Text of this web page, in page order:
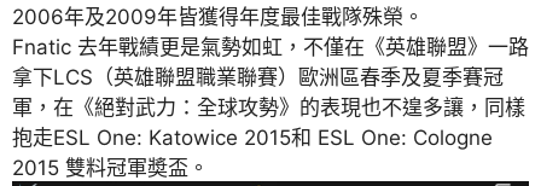
2006年及2009年皆獲得年度最佳戰隊殊榮。
Fnatic 去年戰績更是氣勢如虹，不僅在《英雄聯盟》一路
拿下LCS（英雄聯盟職業聯賽）歐洲區春季及夏季賽冠
軍，在《絕對武力：全球攻勢》的表現也不遑多讓，同樣
抱走ESL One: Katowice 2015和 ESL One: Cologne
2015 雙料冠軍奬盃。